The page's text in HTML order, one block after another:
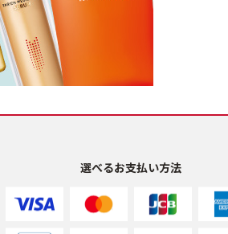
選べるお支払い方法